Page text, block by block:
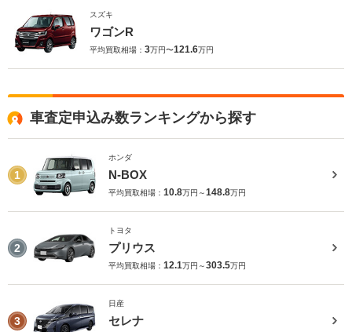
スズキ
ワゴンR
平均買取相場： 3万円〜121.6万円
車査定申込み数ランキングから探す
1
ホンダ
N-BOX
平均買取相場： 10.8万円～148.8万円
2
トヨタ
プリウス
平均買取相場： 12.1万円～303.5万円
3
日産
セレナ